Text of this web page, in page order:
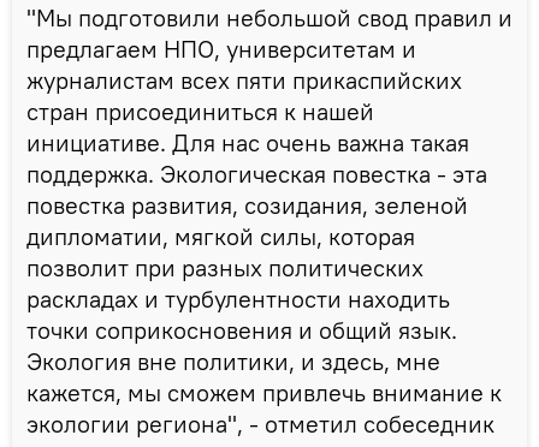
"Мы подготовили небольшой свод правил и
предлагаем НПО, университетам и
журналистам всех пяти прикаспийских
стран присоединиться к нашей
инициативе. Для нас очень важна такая
поддержка. Экологическая повестка - эта
повестка развития, созидания, зеленой
дипломатии, мягкой силы, которая
позволит при разных политических
раскладах и турбулентности находить
точки соприкосновения и общий язык.
Экология вне политики, и здесь, мне
кажется, мы сможем привлечь внимание к
экологии региона", - отметил собеседник